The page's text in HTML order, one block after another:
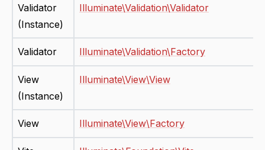
Validator
(Instance)
Illuminate\Validation\Validator
Validator Illuminate\Validation\Factory
View
(Instance)
Illuminate\View\View
View Illuminate\View\Factory